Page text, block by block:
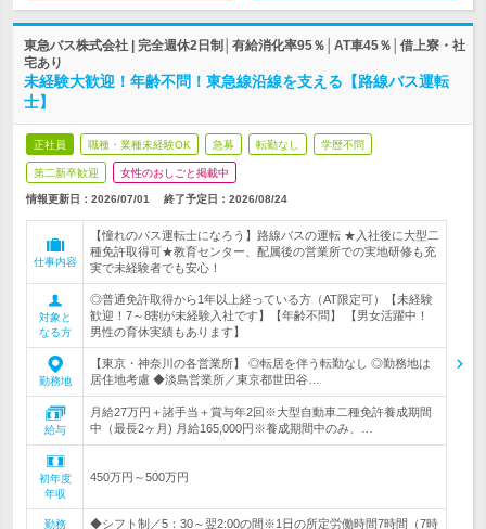
東急バス株式会社 | 完全週休2日制│有給消化率95％│AT車45％│借上寮・社
宅あり
未経験大歓迎！年齢不問！東急線沿線を支える【路線バス運転
士】
正社員 職種・業種未経験OK 急募 転勤なし 学歴不問
第二新卒歓迎 女性のおしごと掲載中
情報更新日：2026/07/01 終了予定日： 2026/08/24
仕事内容
【憧れのバス運転士になろう】路線バスの運転 ★入社後に大型二
種免許取得可★教育センター、配属後の営業所での実地研修も充
実で未経験者でも安心！
対象と
なる方
◎普通免許取得から1年以上経っている方（AT限定可）【未経験
歓迎！7～8割が未経験入社です】【年齢不問】 【男女活躍中！
男性の育休実績もあります】
勤務地
【東京・神奈川の各営業所】 ◎転居を伴う転勤なし ◎勤務地は
居住地考慮 ◆淡島営業所／東京都世田谷…
給与
月給27万円＋諸手当＋賞与年2回※大型自動車二種免許養成期間
中（最長2ヶ月) 月給165,000円※養成期間中のみ、…
初年度
年収
450万円～500万円
勤務 ◆シフト制／5：30～翌2:00の間※1日の所定労働時間7時間（7時